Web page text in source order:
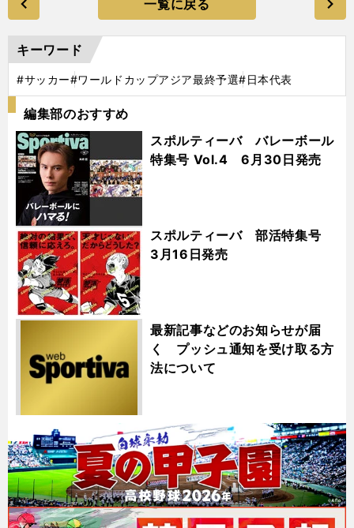
一覧に戻る
キーワード
#サッカー#ワールドカップアジア最終予選#日本代表
編集部のおすすめ
スポルティーバ バレーボール
特集号 Vol.4 6月30日発売
スポルティーバ 部活特集号
3月16日発売
最新記事などのお知らせが届
く プッシュ通知を受け取る方
法について